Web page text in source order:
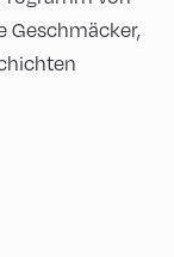
Geschmäcker,